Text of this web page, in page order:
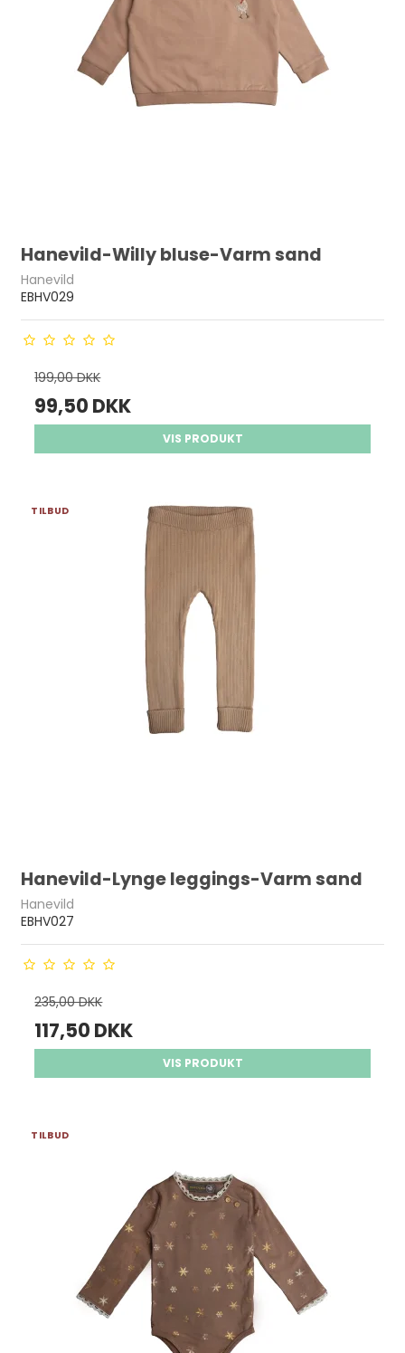
Hanevild-Willy bluse-Varm sand
Hanevild
EBHV029
199,00 DKK
99,50 DKK
VIS PRODUKT
TILBUD
Hanevild-Lynge leggings-Varm sand
Hanevild
EBHV027
235,00 DKK
117,50 DKK
VIS PRODUKT
TILBUD